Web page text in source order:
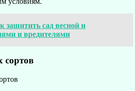
защитить сад весной и
и вредителями
сортов